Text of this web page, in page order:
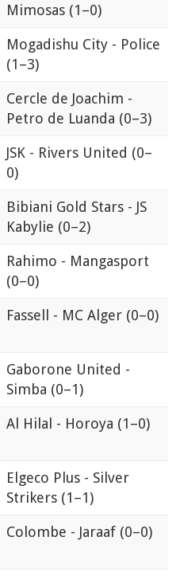
Mimosas (1–0)
Mogadishu City - Police
(1–3)
Cercle de Joachim -
Petro de Luanda (0–3)
JSK - Rivers United (0–
0)
Bibiani Gold Stars - JS
Kabylie (0–2)
Rahimo - Mangasport
(0–0)
Fassell - MC Alger (0–0)
Gaborone United -
Simba (0–1)
Al Hilal - Horoya (1–0)
Elgeco Plus - Silver
Strikers (1–1)
Colombe - Jaraaf (0–0)